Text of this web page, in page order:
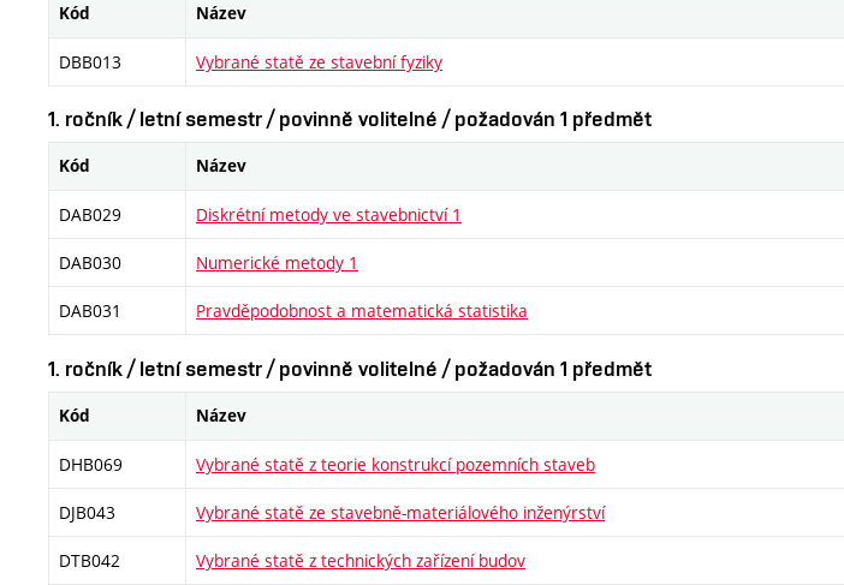
Kód Název
DBB013 Vybrané statě ze stavební fyziky
1. ročník / letní semestr / povinně volitelné / požadován 1 předmět
Kód Název
DAB029 Diskrétní metody ve stavebnictví 1
DAB030 Numerické metody 1
DAB031 Pravděpodobnost a matematická statistika
1. ročník / letní semestr / povinně volitelné / požadován 1 předmět
Kód Název
DHB069 Vybrané statě z teorie konstrukcí pozemních staveb
DJB043 Vybrané statě ze stavebně-materiálového inženýrství
DTB042 Vybrané statě z technických zařízení budov